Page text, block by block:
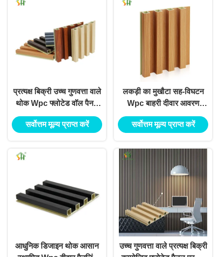
प्रत्यक्ष बिक्री उच्च गुणवत्ता वाले
थोक Wpc फ्लोटेड वॉल पैनल
प्रभाव प्रतिरोध आउटडोर Wpc
वॉल पैनल
सर्वोत्तम मूल्य प्राप्त करें
लकड़ी का मुखौटा सह-विघटन
Wpc बाहरी दीवार आवरण
Wpc महान दीवार पैनल
सजावटी लकड़ी प्लास्टिक
सर्वोत्तम मूल्य प्राप्त करें
आधुनिक डिजाइन थोक आसान
उच्च गुणवत्ता वाले प्रत्यक्ष बिक्री